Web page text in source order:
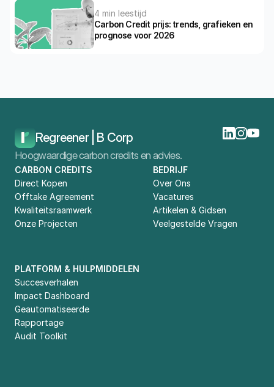
4 min leestijd
Carbon Credit prijs: trends, grafieken en
prognose voor 2026
Regreener | B Corp
Hoogwaardige carbon credits en advies.
CARBON CREDITS
Direct Kopen
Offtake Agreement
Kwaliteitsraamwerk
Onze Projecten
PLATFORM & HULPMIDDELEN
Succesverhalen
Impact Dashboard
Geautomatiseerde
Rapportage
Audit Toolkit
BEDRIJF
Over Ons
Vacatures
Artikelen & Gidsen
Veelgestelde Vragen